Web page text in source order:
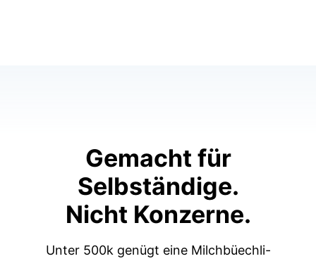
Gemacht für
Selbständige.
Nicht Konzerne.
Unter 500k genügt eine Milchbüechli-